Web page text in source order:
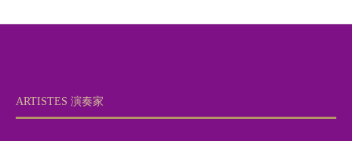
ARTISTES 演奏家